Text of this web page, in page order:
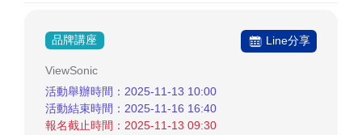
品牌講座 Line分享
ViewSonic
活動舉辦時間：2025-11-13 10:00
活動結束時間：2025-11-16 16:40
報名截止時間：2025-11-13 09:30